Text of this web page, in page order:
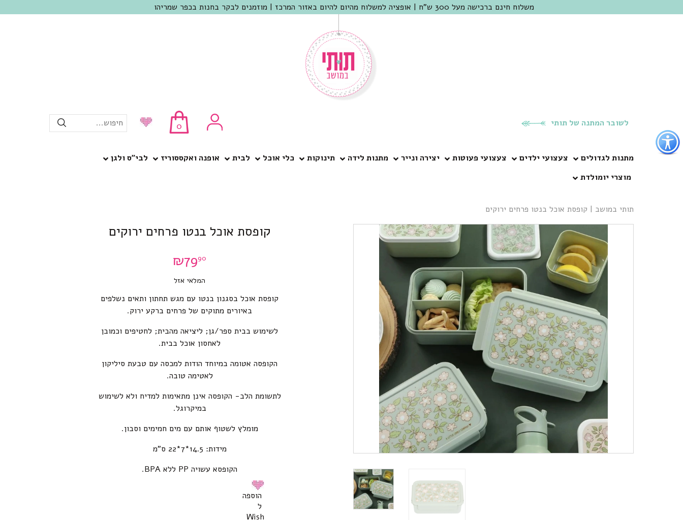
כפתור
לפתיחת
תפריט
נגישות
משלוח חינם ברכישה מעל 300 ש"ח | אופציה למשלוח מהיום להיום באזור המרכז | מוזמנים לבקר בחנות בכפר שמריהו
לשובר המתנה של תותי 0 חיפוש...
מתנות לגדולים צעצועי ילדים צעצועי פעוטות יצירה ונייר מתנות לידה תינוקות כלי אוכל לבית אופנה ואקססוריז
לבי”ס ולגן
מוצרי יומולדת
תותי במושב | קופסת אוכל בנטו פרחים ירוקים
קופסת אוכל בנטו פרחים ירוקים
₪7990
המלאי אזל
קופסת אוכל בסגנון בנטו עם מגש תחתון ותאים נשלפים
באיורים מתוקים של פרחים ברקע ירוק.
לשימוש בבית ספר/גן; ליציאה מהבית; לחטיפים וכמובן
לאחסון אוכל בבית.
הקופסה אטומה במיוחד הודות למכסה עם טבעת סיליקון
לאטימה טובה.
לתשומת הלב- הקופסה אינן מתאימות למדיח ולא לשימוש
במיקרוגל.
מומלץ לשטוף אותם עם מים חמימים וסבון.
מידות: 14.5*7*22 ס”מ
הקופסא עשויה PP ללא BPA.
הוספה
ל
Wish